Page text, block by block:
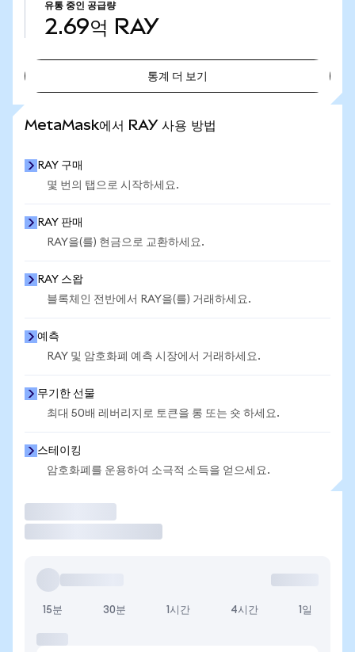
유통 중인 공급량
2.69억 RAY
통계 더 보기
MetaMask에서 RAY 사용 방법
RAY 구매
몇 번의 탭으로 시작하세요.
RAY 판매
RAY을(를) 현금으로 교환하세요.
RAY 스왑
블록체인 전반에서 RAY을(를) 거래하세요.
예측
RAY 및 암호화폐 예측 시장에서 거래하세요.
무기한 선물
최대 50배 레버리지로 토큰을 롱 또는 숏 하세요.
스테이킹
암호화폐를 운용하여 소극적 소득을 얻으세요.
15분 30분 1시간 4시간 1일